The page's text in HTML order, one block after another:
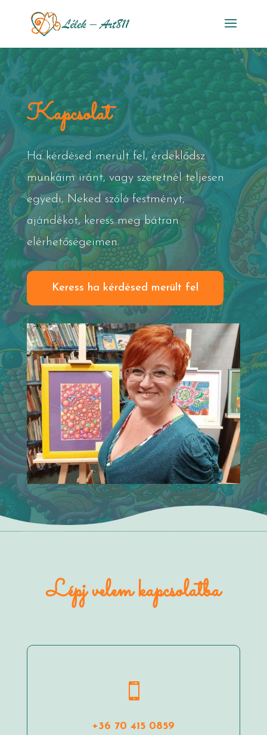
Kapcsolat
Ha kérdésed merült fel, érdeklődsz
munkáim iránt, vagy szeretnél teljesen
egyedi, Neked szóló festményt,
ajándékot, keress meg bátran
elérhetőségeimen.
Keress ha kérdésed merült fel
Lépj velem kapcsolatba

+36 70 415 0859